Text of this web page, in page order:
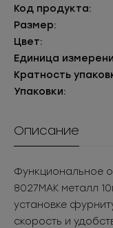
Код продукта:
Размер:
Цвет:
Единица
Кратность
Упаковки:
Описание
Функциональное
8027МАК металл
установке
скорость и